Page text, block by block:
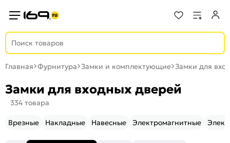
Главная Фурнитура Замки и комплектующие Замки для
Замки для входных дверей
334 товара
Врезные Накладные Навесные Электромагнитные